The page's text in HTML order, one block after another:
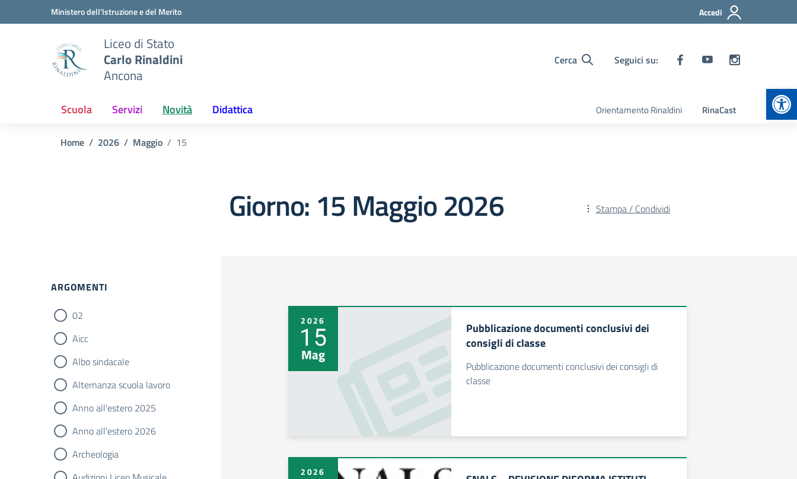
Vai ai contenuti
Vai al menu di navigazioneMinistero dell'Istruzione e del Merito Accedi
Liceo di Stato
Carlo Rinaldini
Ancona
Cerca Seguici su:
Scuola Servizi Novità Didattica Orientamento Rinaldini RinaCast
Home 2026 Maggio 15
Giorno: 15 Maggio 2026 Stampa / Condividi
Filtri
ARGOMENTI
02
Aicc
Albo sindacale
Alternanza scuola lavoro
Anno all'estero 2025
Anno all'estero 2026
Archeologia
2026
15
Mag
Pubblicazione documenti conclusivi dei
consigli di classe
Pubblicazione documenti conclusivi dei consigli di
classe
2026